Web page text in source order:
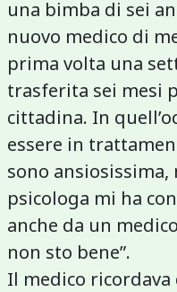
una bimba di sei
nuovo medico di
prima volta una
trasferita sei mesi
cittadina. In
essere in
sono
psicologa mi ha
anche da un
non sto bene”.
Il medico